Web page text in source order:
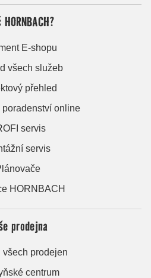
E-shopu
všech služeb
přehled
poradenství online
servis
servis
HORNBACH
prodejna
všech prodejen
centrum